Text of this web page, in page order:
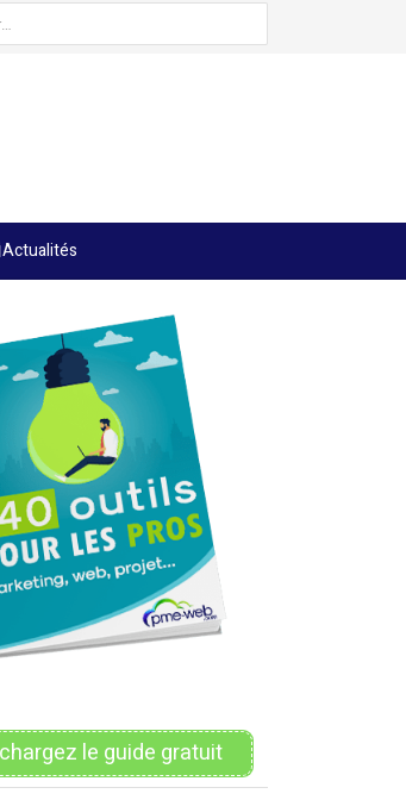
le guide gratuit